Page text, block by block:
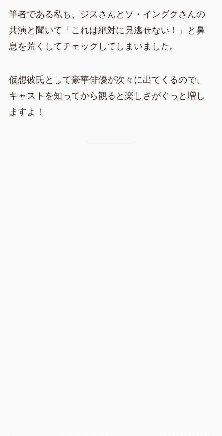
筆者である私も、ジスさんとソ・イングクさんの
共演と聞いて「これは絶対に見逃せない！」と鼻
息を荒くしてチェックしてしまいました。
仮想彼氏として豪華俳優が次々に出てくるので、
キャストを知ってから観ると楽しさがぐっと増し
ますよ！